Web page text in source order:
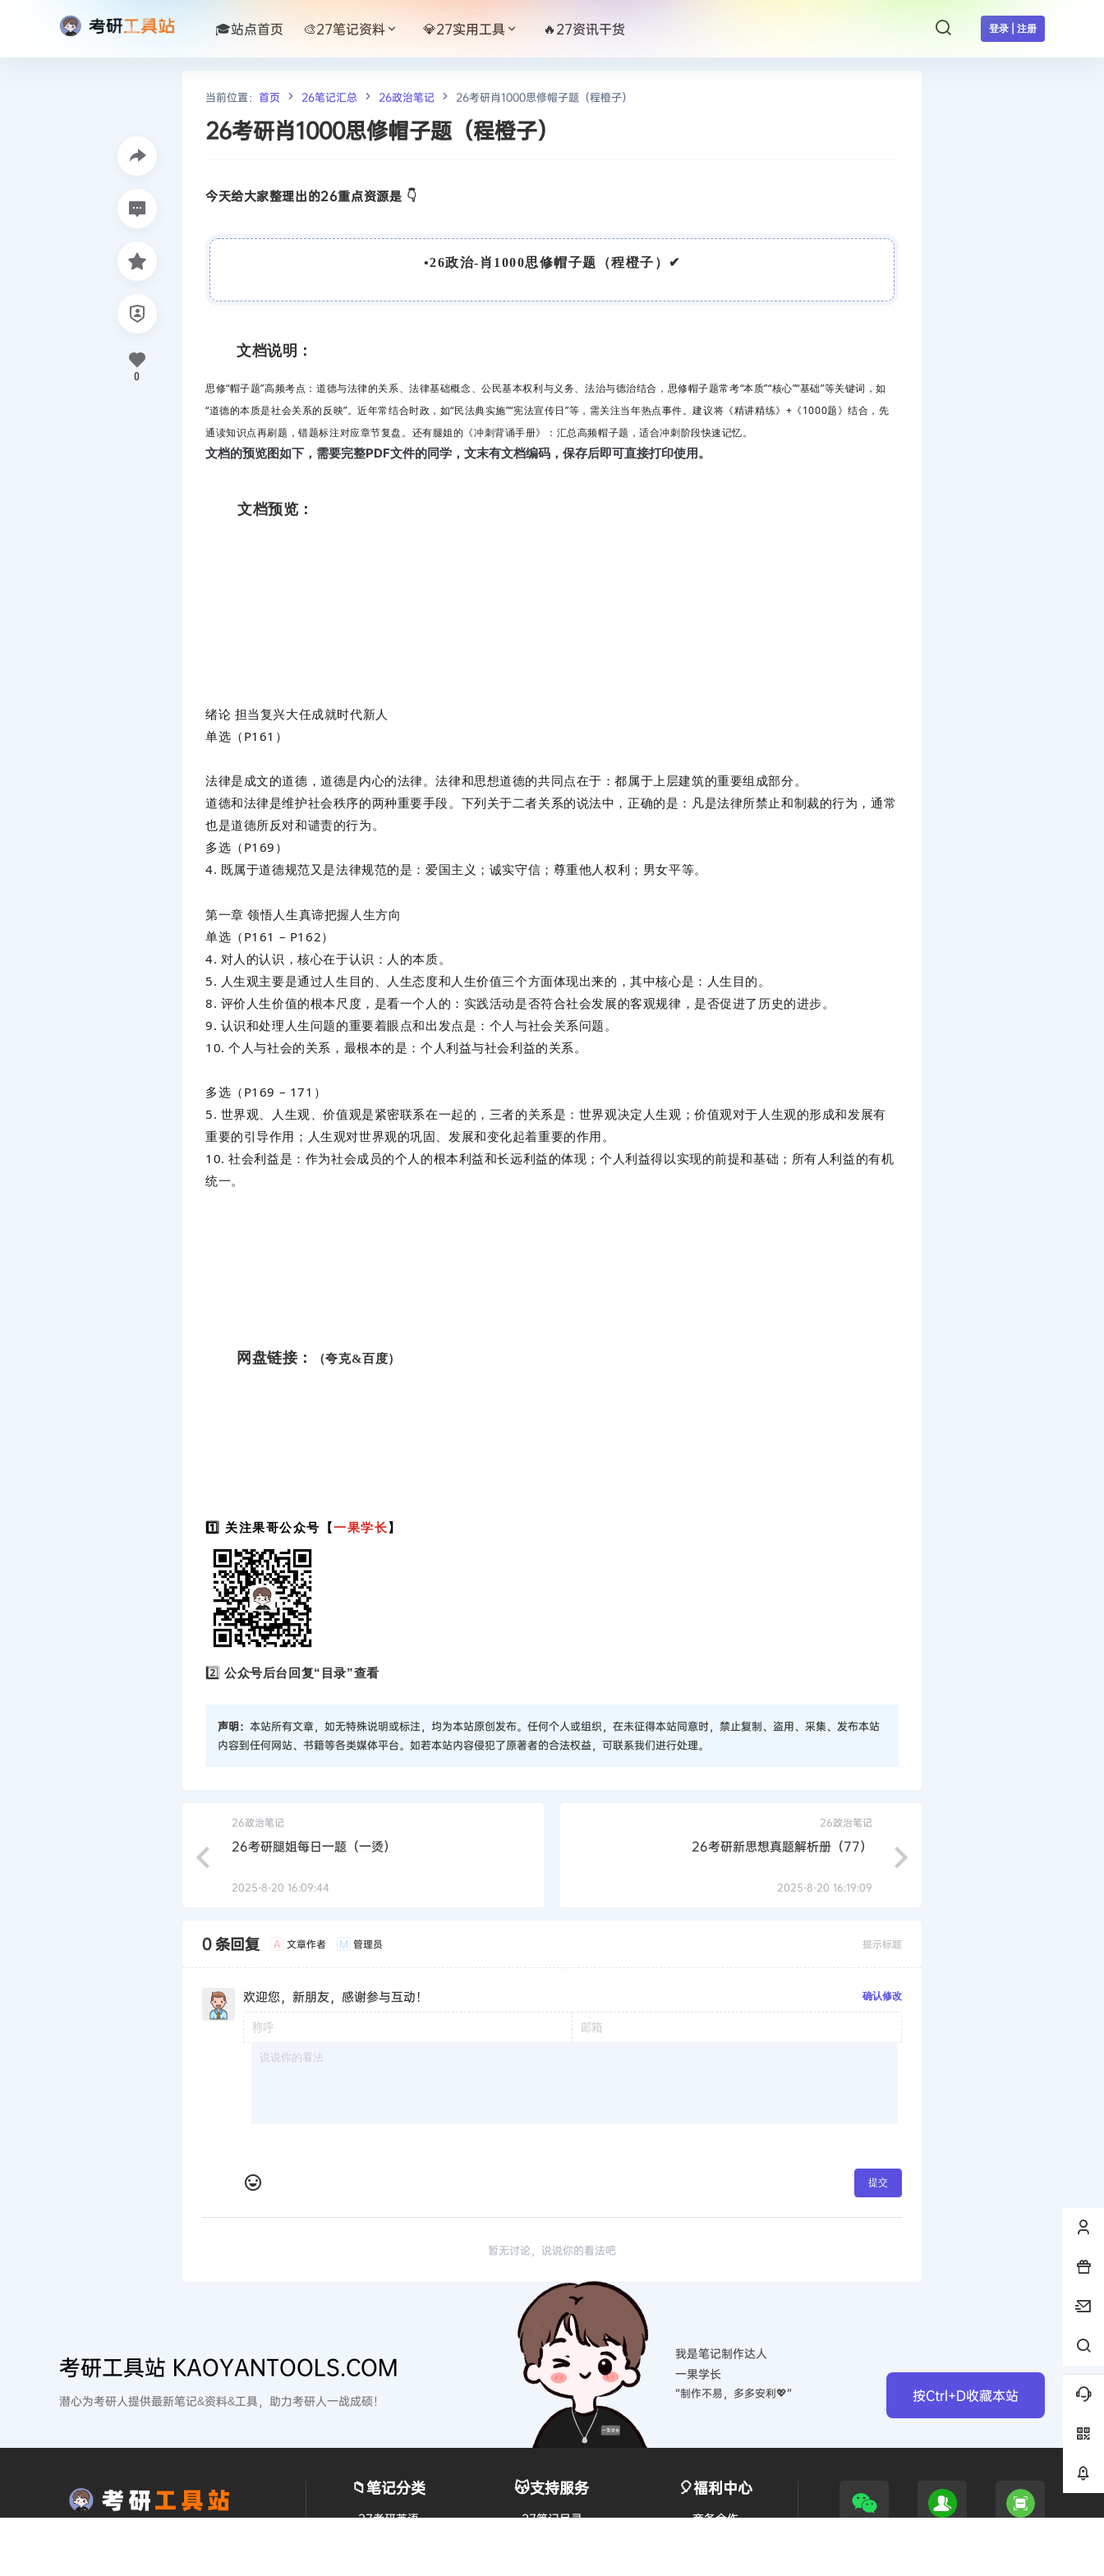
登录 | 注册
🎓站点首页 🎨27笔记资料 💎27实用工具 🔥27资讯干货
当前位置： 首页 26笔记汇总 26政治笔记 26考研肖1000思修帽子题（程橙子）
26考研肖1000思修帽子题（程橙子）
今天给大家整理出的26重点资源是 👇
•26政治-肖1000思修帽子题（程橙子） ✔
文档说明：
思修“帽子题”高频考点： 道德与法律的关系、法律基础概念、公民基本权利与义务、 法治与德治结合， 思修帽子题常考“本质”“核心”“基础”等关键词，如
“道德的本质是社会关系的反映”。近年常结合时政，如“民法典实施”“宪法宣传日”等，需关注当年热点事件。建议将《精讲精练》+《1000题》结合，先
通读知识点再刷题，错题标注对应章节复盘。还有腿姐的《冲刺背诵手册》
：汇总高频帽子题，适合冲刺阶段快速记忆。
文档的预览图如下，需要完整PDF文件的同学，文末有文档编码，保存后即可直接打印使用。
文档预览：
绪论 担当复兴大任成就时代新人
单选（P161）
法律是成文的道德，道德是内心的法律。法律和思想道德的共同点在于：都属于上层建筑的重要组成部分。
道德和法律是维护社会秩序的两种重要手段。下列关于二者关系的说法中，正确的是：凡是法律所禁止和制裁的行为，通常
也是道德所反对和谴责的行为。
多选（P169）
4. 既属于道德规范又是法律规范的是：爱国主义；诚实守信；尊重他人权利；男女平等。
第一章 领悟人生真谛把握人生方向
单选（P161 – P162）
4. 对人的认识，核心在于认识：人的本质。
5. 人生观主要是通过人生目的、人生态度和人生价值三个方面体现出来的，其中核心是：人生目的。
8. 评价人生价值的根本尺度，是看一个人的：实践活动是否符合社会发展的客观规律，是否促进了历史的进步。
9. 认识和处理人生问题的重要着眼点和出发点是：个人与社会关系问题。
10. 个人与社会的关系，最根本的是：个人利益与社会利益的关系。
多选（P169 – 171）
5. 世界观、人生观、价值观是紧密联系在一起的，三者的关系是：世界观决定人生观；价值观对于人生观的形成和发展有
重要的引导作用；人生观对世界观的巩固、发展和变化起着重要的作用。
10. 社会利益是：作为社会成员的个人的根本利益和长远利益的体现；个人利益得以实现的前提和基础；所有人利益的有机
统一。
网盘链接： （夸克&百度）
1️⃣ 关注果哥公众号【一果学长】
2️⃣公众号后台回复“目录”查看
声明： 本站所有文章，如无特殊说明或标注，均为本站原创发布。任何个人或组织，在未征得本站同意时，禁止复制、盗用、采集、发布本站
内容到任何网站、书籍等各类媒体平台。如若本站内容侵犯了原著者的合法权益，可联系我们进行处理。
0
26政治笔记
26考研腿姐每日一题（一烫）
2025-8-20 16:09:44
26政治笔记
26考研新思想真题解析册（77）
2025-8-20 16:19:09
0 条回复 A 文章作者 M 管理员 提示标题
欢迎您，新朋友，感谢参与互动！ 确认修改
提交
暂无讨论，说说你的看法吧
考研工具站 KAOYANTOOLS.COM
潜心为考研人提供最新笔记&资料&工具，助力考研人一战成硕！ 按Ctrl+D收藏本站
我是笔记制作达人
一果学长
“制作不易，多多安利💖”
📁笔记分类
27考研英语
😽支持服务
27笔记目录
🎈福利中心
商务合作